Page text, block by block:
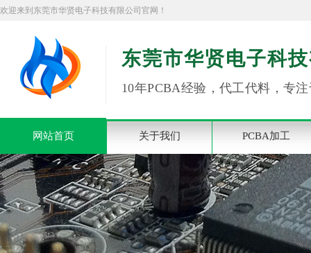
欢迎来到东莞市华贤电子科技有限公司官网！
东莞市华贤电子科
10年PCBA经验，代工代料，专
网站首页 关于我们 PCBA加工